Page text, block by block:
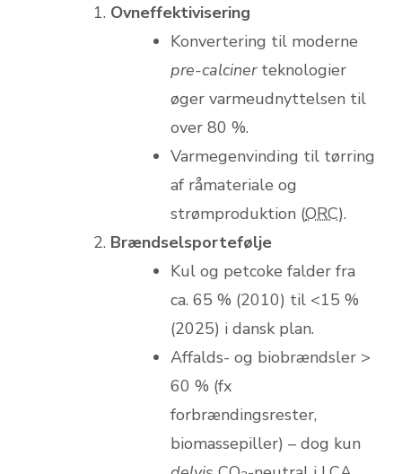
Ovneffektivisering
Konvertering til moderne
pre-calcinerteknologier
øger varmeudnyttelsen til
over 80 %.
Varmegenvinding til tørring
af råmateriale og
strømproduktion (ORC).
Brændsels­portefølje
Kul og petcoke falder fra
ca. 65 % (2010) til <15 %
(2025) i dansk plan.
Affalds- og biobrændsler >
60 % (fx
forbrændingsrester,
biomassepiller) – dog kun